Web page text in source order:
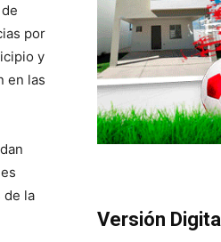
por
y
en las
de la
Versión Digital